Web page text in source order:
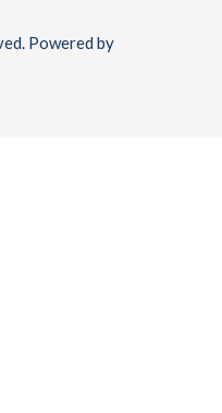
Powered by